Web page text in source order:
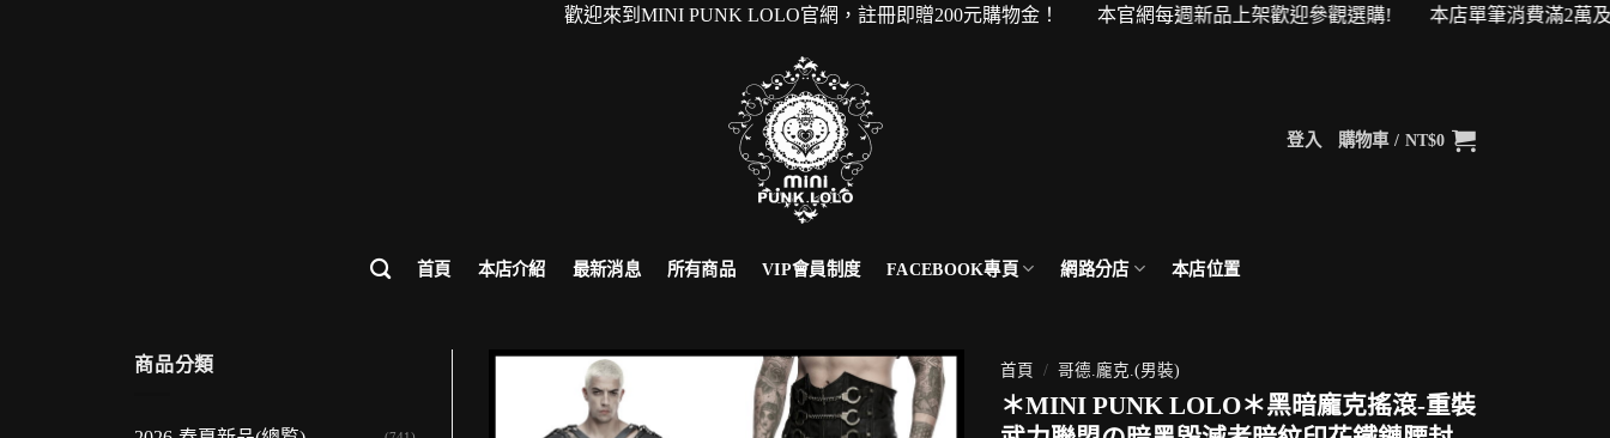
歡迎來到MINI PUNK LOLO官網，註冊即贈200元購物金！ 本官網每週新品上架歡迎參觀選購! 本店單筆消費滿2萬及4萬即
登入 購物車 / NT$0
首頁 本店介紹 最新消息 所有商品 VIP會員制度 FACEBOOK專頁 網路分店 本店位置
商品分類 首頁 / 哥德.龐克.(男裝)
＊MINI PUNK LOLO＊黑暗龐克搖滾-重裝